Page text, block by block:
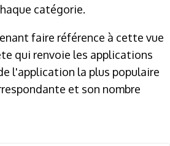
catégorie.
faire référence à cette vue
qui renvoie les applications
l'application la plus populaire
et son nombre